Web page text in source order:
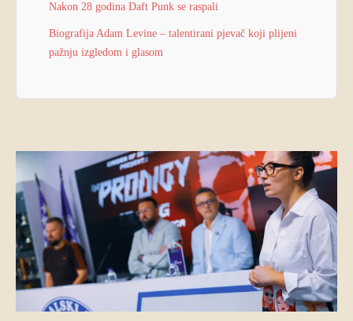
Nakon 28 godina Daft Punk se raspali
Biografija Adam Levine – talentirani pjevač koji plijeni
pažnju izgledom i glasom